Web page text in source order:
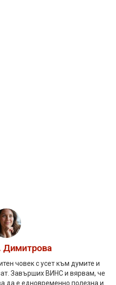
Димитрова
човек с усет към думите и
Завърших ВИНС и вярвам, че
да е едновременно полезна и